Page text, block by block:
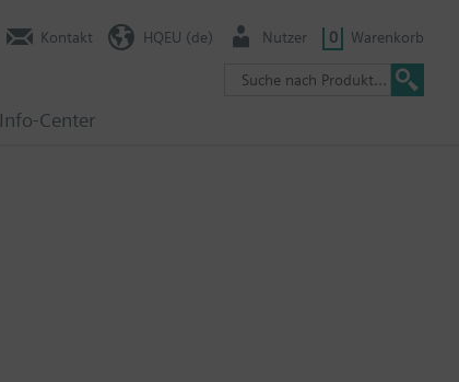
Info-Center
Kontakt HQEU (de) Nutzer 0 Warenkorb